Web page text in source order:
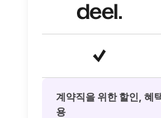
계약직을 위한 할인, 혜
용